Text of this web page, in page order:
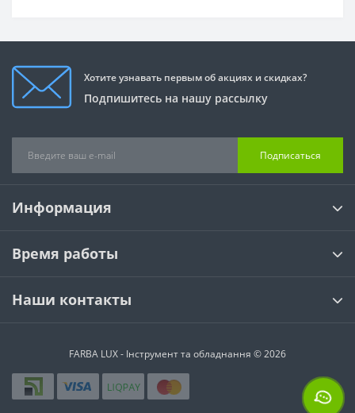
Хотите узнавать первым об акциях и скидках?
Подпишитесь на нашу рассылку
Подписаться
Информация
Время работы
Наши контакты
FARBA LUX - Інструмент та обладнання © 2026